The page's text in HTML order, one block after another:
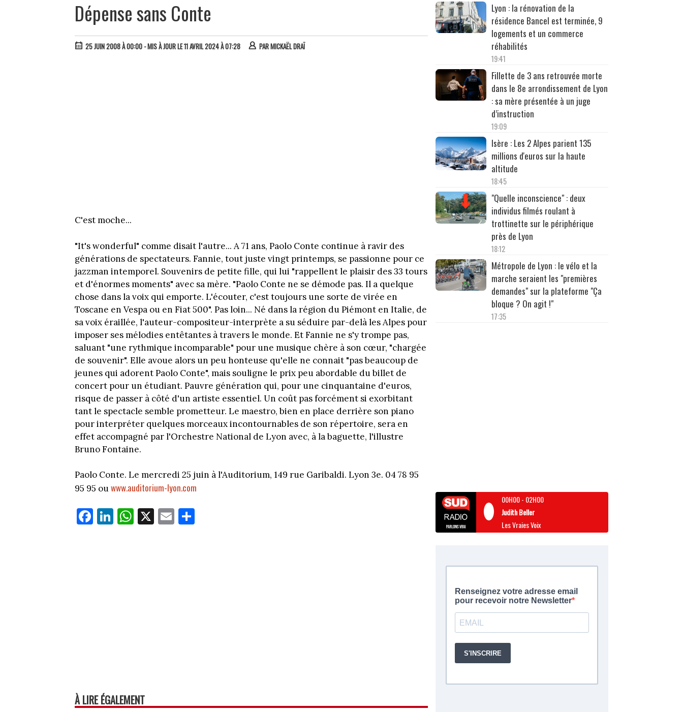
Dépense sans Conte
25 JUIN 2008 À 00:00 - MIS À JOUR LE 11 AVRIL 2024 À 07:28 PARMICKAËL DRAÏ
C'est moche...
"It's wonderful" comme disait l'autre... A 71 ans, Paolo Conte continue à ravir des
générations de spectateurs. Fannie, tout juste vingt printemps, se passionne pour ce
jazzman intemporel. Souvenirs de petite fille, qui lui "rappellent le plaisir des 33 tours
et d'énormes moments" avec sa mère. "Paolo Conte ne se démode pas. Il a quelque
chose dans la voix qui emporte. L'écouter, c'est toujours une sorte de virée en
Toscane en Vespa ou en Fiat 500". Pas loin... Né dans la région du Piémont en Italie, de
sa voix éraillée, l'auteur-compositeur-interprète a su séduire par-delà les Alpes pour
imposer ses mélodies entêtantes à travers le monde. Et Fannie ne s'y trompe pas,
saluant "une rythmique incomparable" pour une musique chère à son cœur, "chargée
de souvenir". Elle avoue alors un peu honteuse qu'elle ne connait "pas beaucoup de
jeunes qui adorent Paolo Conte", mais souligne le prix peu abordable du billet de
concert pour un étudiant. Pauvre génération qui, pour une cinquantaine d'euros,
risque de passer à côté d'un artiste essentiel. Un coût pas forcément si exorbitant
tant le spectacle semble prometteur. Le maestro, bien en place derrière son piano
pour interpréter quelques morceaux incontournables de son répertoire, sera en
effet accompagné par l'Orchestre National de Lyon avec, à la baguette, l'illustre
Bruno Fontaine.
Paolo Conte. Le mercredi 25 juin à l'Auditorium, 149 rue Garibaldi. Lyon 3e. 04 78 95
95 95 ouwww.auditorium-lyon.com
Fa
ce
Li
nk
W
ha
X E
m
À LIRE ÉGALEMENT
Lyon : la rénovation de la
résidence Bancel est terminée, 9
logements et un commerce
réhabilités
19:41
Fillette de 3 ans retrouvée morte
dans le 8e arrondissement de Lyon
: sa mère présentée à un juge
d’instruction
19:09
Isère : Les 2 Alpes parient 135
millions d'euros sur la haute
altitude
18:45
"Quelle inconscience" : deux
individus filmés roulant à
trottinette sur le périphérique
près de Lyon
18:12
Métropole de Lyon : le vélo et la
marche seraient les "premières
demandes" sur la plateforme "Ça
bloque ? On agit !"
17:35
00H00- 02H00
Judith Beller
Les Vraies Voix